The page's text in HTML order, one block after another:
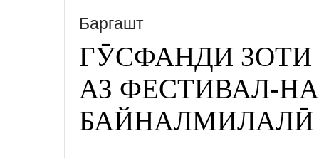
Баргашт
ГӮСФАНДИ
АЗ ФЕСТИВАЛ-
БАЙНАЛМИЛАЛӢ